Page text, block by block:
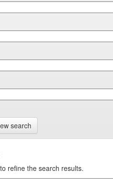
search
refine the search results.